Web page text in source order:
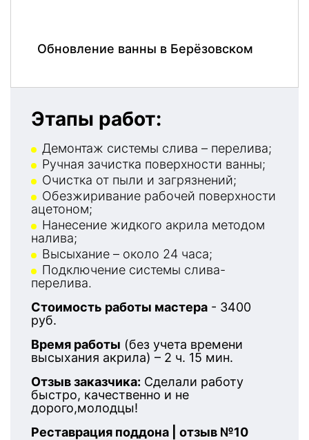
Обновление ванны в Берёзовском
Этапы работ:
Демонтаж системы слива – перелива;
Ручная зачистка поверхности ванны;
Очистка от пыли и загрязнений;
Обезжиривание рабочей поверхности
ацетоном;
Нанесение жидкого акрила методом
налива;
Высыхание – около 24 часа;
Подключение системы слива-
перелива.
Стоимость работы мастера - 3400
руб.
Время работы (без учета времени
высыхания акрила) – 2 ч. 15 мин.
Отзыв заказчика: Сделали работу
быстро, качественно и не
дорого,молодцы!
Реставрация поддона | отзыв №10